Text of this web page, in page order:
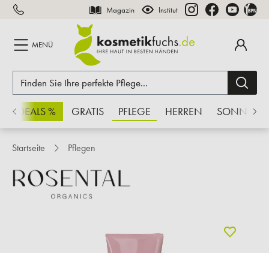
springen Magazin Institut
MENÜ
% GRATIS PFLEGE HERREN SONNE
Startseite Pflegen